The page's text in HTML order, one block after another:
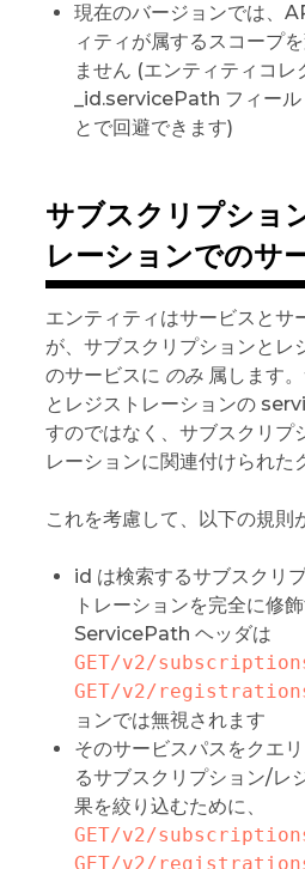
現在のバージョンでは、
ィティが属するスコープ
ません (エンティティコレ
_id.servicePath フィー
とで回避できます)
サブスクリプショ
レーションでのサ
エンティティはサービスとサ
が、サブスクリプションとレ
のサービスに のみ属します
とレジストレーションの
すのではなく、サブスクリプ
レーションに関連付けられた
これを考慮して、以下の規則
id は検索するサブスクリ
トレーションを完全に修
ServicePath ヘッダは
GET/v2/
GET/v2/
ョンでは無視されます
そのサービスパスをクエ
るサブスクリプション/レ
果を絞り込むために、
GET/v2/
GET/v2/